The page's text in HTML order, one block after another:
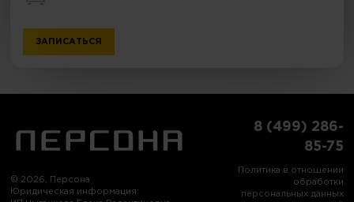
ЗАПИСАТЬСЯ
© 2026, Персона
Юридическая информация:
8 (499) 286-
85-75
Политика в отношении
обработки
персональных данных